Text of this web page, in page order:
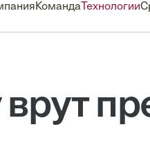
Команда Технологии